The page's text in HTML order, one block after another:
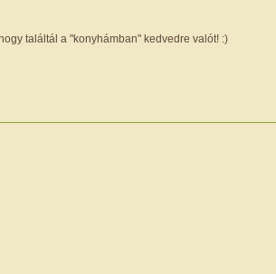
találtál a "konyhámban" kedvedre valót! :)